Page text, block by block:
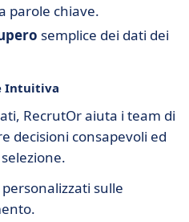
parole chiave.
semplice dei dati dei
Intuitiva
RecrutOr aiuta i team di
decisioni consapevoli ed
personalizzati sulle